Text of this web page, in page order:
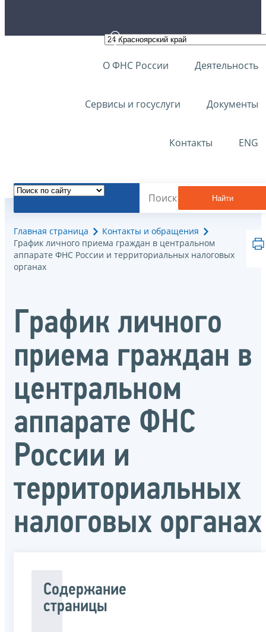
О ФНС России Деятельность
Сервисы и госуслуги Документы
Контакты ENG
Найти
Главная страница
Контакты и обращения
График личного приема граждан в центральном
аппарате ФНС России и территориальных налоговых
органах
График личного
приема граждан в
центральном
аппарате ФНС
России и
территориальных
налоговых органах
Содержание
страницы